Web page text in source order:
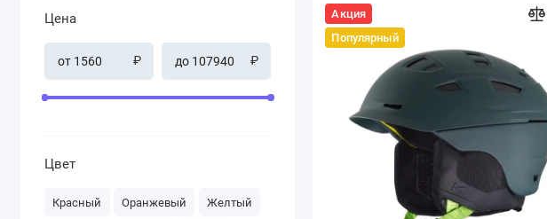
Цена
₽ ₽
Цвет
Красный Оранжевый Желтый
Акция
Популярный